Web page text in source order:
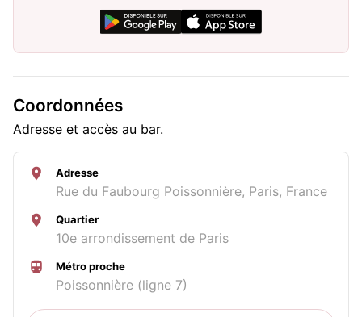
Coordonnées
Adresse et accès au bar.
Adresse
Rue du Faubourg Poissonnière, Paris, France
Quartier
10e arrondissement de Paris
Métro proche
Poissonnière (ligne 7)